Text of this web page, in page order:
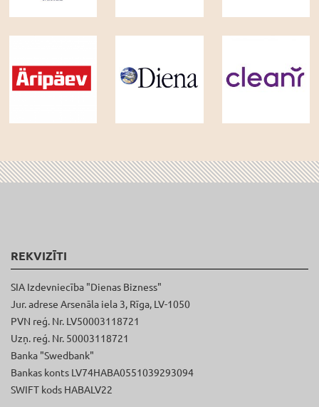
REKVIZĪTI
SIA Izdevniecība "Dienas Bizness"
Jur. adrese Arsenāla iela 3, Rīga, LV-1050
PVN reģ. Nr. LV50003118721
Uzņ. reģ. Nr. 50003118721
Banka "Swedbank"
Bankas konts LV74HABA0551039293094
SWIFT kods HABALV22